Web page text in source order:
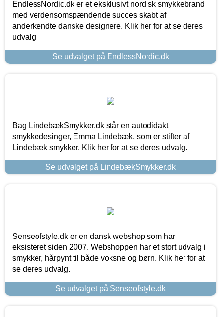
EndlessNordic.dk er et eksklusivt nordisk smykkebrand
med verdensomspændende succes skabt af
anderkendte danske designere. Klik her for at se deres
udvalg.
Se udvalget på EndlessNordic.dk
Bag LindebækSmykker.dk står en autodidakt
smykkedesinger, Emma Lindebæk, som er stifter af
Lindebæk smykker. Klik her for at se deres udvalg.
Se udvalget på LindebækSmykker.dk
Senseofstyle.dk er en dansk webshop som har
eksisteret siden 2007. Webshoppen har et stort udvalg i
smykker, hårpynt til både voksne og børn. Klik her for at
se deres udvalg.
Se udvalget på Senseofstyle.dk